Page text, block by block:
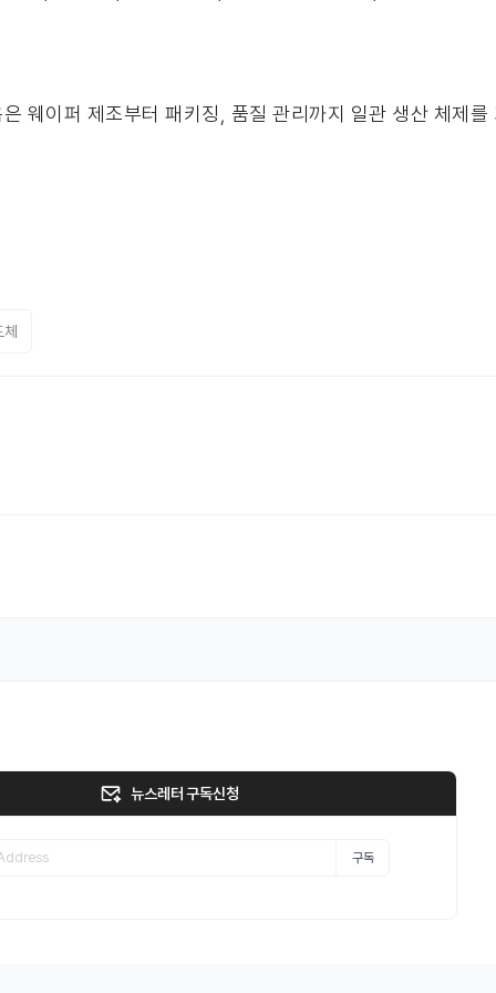
웨이퍼 제조부터 패키징, 품질 관리까지 일관 생산 체제
뉴스레터 구독신청
구독